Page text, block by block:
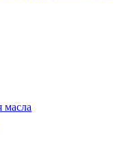
масла